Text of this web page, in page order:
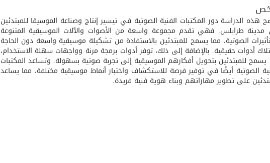
هذه الدراسة دور المكتبات الفنية الصوتية في تيسير إنتاج وصناعة الموسيقا للمبتدئين
طرابلس. فهي تقدم مجموعة واسعة من الأصوات والآلات الموسيقية المتنوعة
الصوتية، مما يسمح للمبتدئين بالاستفادة من تشكيلة موسيقية واسعة دون الحاجة
أدوات حقيقية. بالإضافة إلى ذلك، توفر أدوات برمجة مرنة وواجهات سهلة الاستخدام،
يسمح للمبتدئين بتحويل أفكارهم الموسيقية إلى تجربة صوتية بسهولة. وتساعد المكتبات
الصوتية أيضًا في توفير فرصة للاستكشاف واختبار أنماط موسيقية مختلفة، مما يساعد
على تطوير مهاراتهم وبناء هوية فنية فريدة.